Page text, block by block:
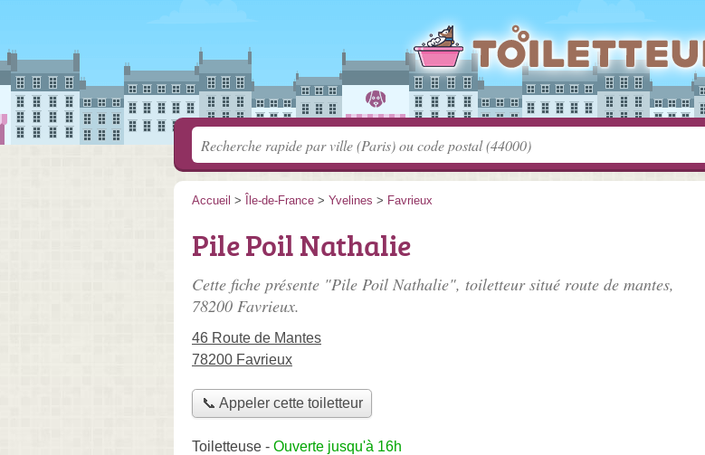
Accueil > Île-de-France > Yvelines > Favrieux
Pile Poil Nathalie
Cette fiche présente "Pile Poil Nathalie", toiletteur situé route de mantes,
78200 Favrieux.
46 Route de Mantes
78200 Favrieux
📞 Appeler cette toiletteur
Toiletteuse - Ouverte jusqu'à 16h